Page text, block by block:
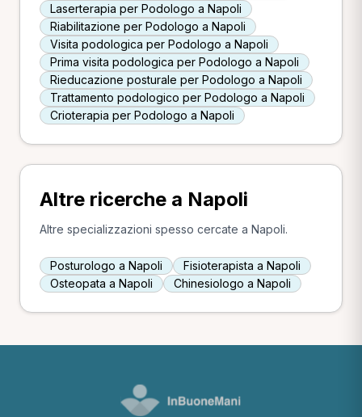
Laserterapia per Podologo a Napoli
Riabilitazione per Podologo a Napoli
Visita podologica per Podologo a Napoli
Prima visita podologica per Podologo a Napoli
Rieducazione posturale per Podologo a Napoli
Trattamento podologico per Podologo a Napoli
Crioterapia per Podologo a Napoli
Altre ricerche a Napoli
Altre specializzazioni spesso cercate a Napoli.
Posturologo a Napoli
Fisioterapista a Napoli
Osteopata a Napoli
Chinesiologo a Napoli